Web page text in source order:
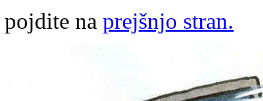
pojdite na prejšnjo stran.